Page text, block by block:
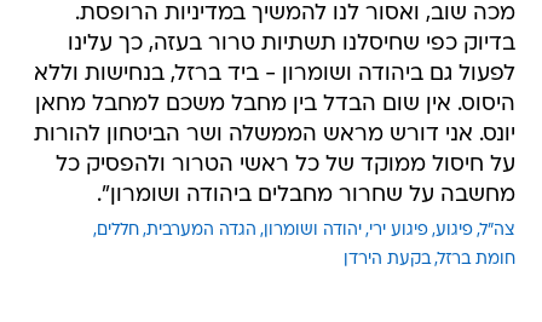
מכה שוב, ואסור לנו להמשיך במדיניות הרופסת.
בדיוק כפי שחיסלנו תשתיות טרור בעזה, כך עלינו
לפעול גם ביהודה ושומרון - ביד ברזל, בנחישות וללא
היסוס. אין שום הבדל בין מחבל משכם למחבל מחאן
יונס. אני דורש מראש הממשלה ושר הביטחון להורות
על חיסול ממוקד של כל ראשי הטרור ולהפסיק כל
מחשבה על שחרור מחבלים ביהודה ושומרון".
צה"ל פיגוע פיגוע ירי יהודה ושומרון הגדה המערבית חללים
חומת ברזל בקעת הירדן